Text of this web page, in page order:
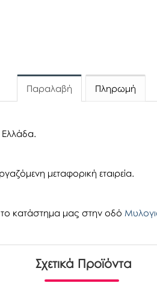
Παραλαβή Πληρωμή
Ελλάδα.
μεταφορική εταιρεία.
το κατάστημα μας στην οδό
Σχετικά Προϊόντα